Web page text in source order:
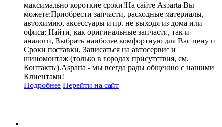
максимально короткие сроки!На сайте Asparta Вы
можете:Приобрести запчасти, расходные материалы,
автохимию, аксессуары и пр. не выходя из дома или
офиса; Найти, как оригинальные запчасти, так и
аналоги, Выбрать наиболее комфортную для Вас цену и
Сроки поставки, Записаться на автосервис и
шиномонтаж (только в городах присутствия, см.
Контакты).Asparta - мы всегда рады общению с нашими
Клиентами!
Подробнее Перейти на сайт